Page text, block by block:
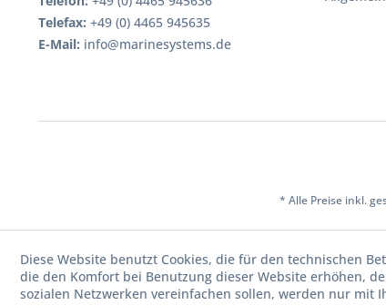
Telefax: +49 (0) 4465 945635
E-Mail: info@marinesystems.de
* Alle Preise inkl.
Diese Website benutzt Cookies, die für den technischen
die den Komfort bei Benutzung dieser Website erhöhen,
sozialen Netzwerken vereinfachen sollen, werden nur mit